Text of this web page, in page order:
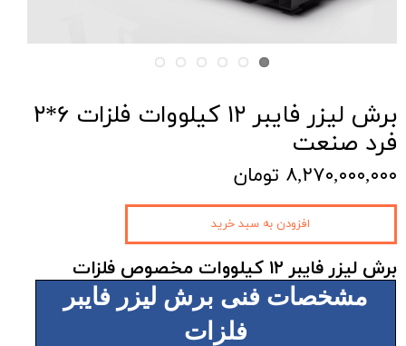
برش لیزر فایبر ۱۲ کیلووات فلزات ۶*۲
فرد صنعت
۸,۲۷۰,۰۰۰,۰۰۰ تومان
برش لیزر فایبر ۱۲ کیلووات مخصوص فلزات
مشخصات فنی برش لیزر فایبر
فلزات
افزودن به سبد خرید